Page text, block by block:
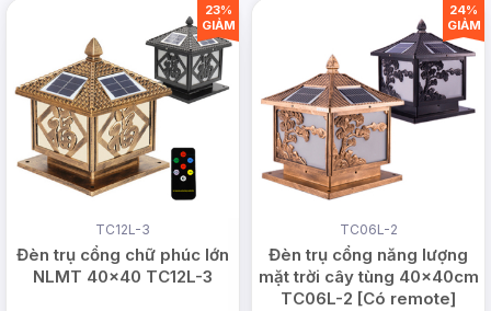
Đèn năng lượng mặt trờihoạt động bằng việc
chuyển đổi năng lượng mặt trời thành năng lượng
cho đèn sử dụng, chính vì vậy mà bộ phận chuyển
hoá hay còn gọi là tấm pin năng lượng mặt trời vô
dụng tấm pinpoly có hiệu suất chuyển hoá cao,
có khả năng nạp đủ pin cho đèn hoạt động ngay
TC12L-3
Đèn trụ cổng chữ phúc lớn
NLMT 40x40 TC12L-3
23%
GIẢM
TC06L-2
Đèn trụ cổng năng lượng
mặt trời cây tùng 40x40cm
TC06L-2 [Có remote]
24%
GIẢM